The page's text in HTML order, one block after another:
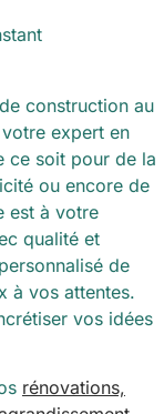
construction au
expert en
ce soit pour de la
ou encore de
est à votre
qualité et
de
à vos attentes.
vos idées
rénovations,